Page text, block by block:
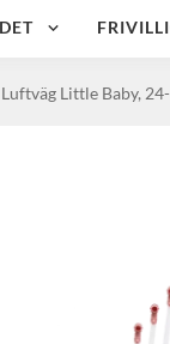
Luftväg Little Baby,